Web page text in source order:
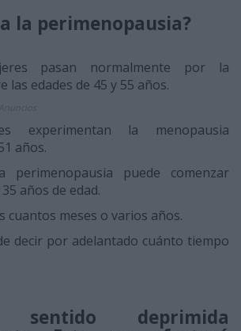
la perimenopausia?
pasan normalmente por la
las edades de 45 y 55 años.
experimentan la menopausia
años.
perimenopausia puede comenzar
años de edad.
cuantos meses o varios años.
decir por adelantado cuánto tiempo
deprimida